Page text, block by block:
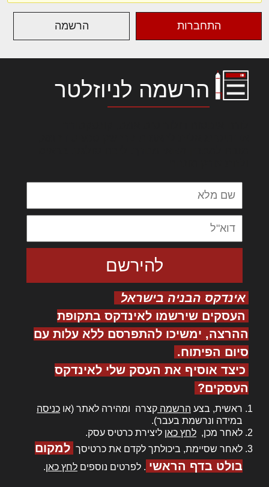
התחברות הרשמה
הרשמה לניוזלטר
אינדקס הבניה בישראל
העסקים שירשמו לאינדקס בתקופת
ההרצה, ימשיכו להתפרסם ללא עלות עם
סיום הפיתוח.
כיצד אוסיף את העסק שלי לאינדקס
העסקים?
ראשית, בצע הרשמה קצרה ומהירה לאתר (או כניסה
במידה ונרשמת בעבר).
לאחר מכן, לחץ כאן ליצירת כרטיס עסק.
לאחר שסיימת, ביכולתך לקדם את כרטיסך למקום
בולט בדף הראשי . לפרטים נוספים לחץ כאן.